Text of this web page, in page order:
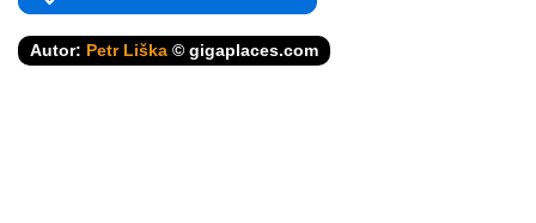
Autor: Petr Liška © gigaplaces.com